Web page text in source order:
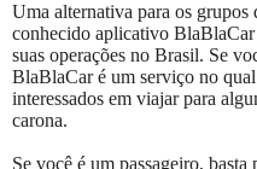
Uma alternativa para os grupos
conhecido aplicativo
suas operações no Brasil. Se
BlaBlaCar é um serviço no
interessados em viajar para
carona.
Se você é um passageiro,